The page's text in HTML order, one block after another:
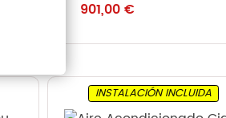
901,00€
INSTALACIÓN INCLUIDA